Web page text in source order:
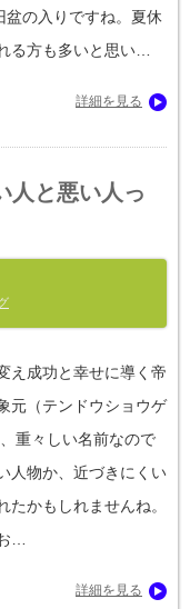
盆の入りですね。夏休
る方も多いと思い…
詳細を見る
人と悪い人っ
え成功と幸せに導く帝
（テンドウショウゲ
重々しい名前なので
人物か、近づきにくい
たかもしれませんね。
…
詳細を見る